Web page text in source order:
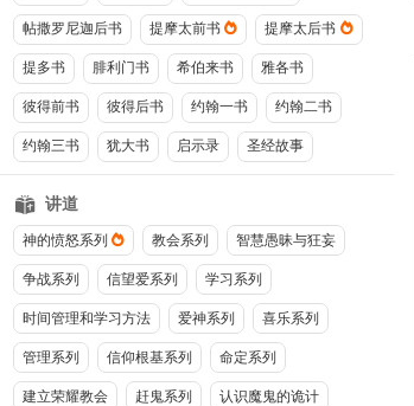
帖撒罗尼迦后书 提摩太前书 提摩太后书
提多书 腓利门书 希伯来书 雅各书
彼得前书 彼得后书 约翰一书 约翰二书
约翰三书 犹大书 启示录 圣经故事
讲道
神的愤怒系列 教会系列 智慧愚昧与狂妄
争战系列 信望爱系列 学习系列
时间管理和学习方法 爱神系列 喜乐系列
管理系列 信仰根基系列 命定系列
建立荣耀教会 赶鬼系列 认识魔鬼的诡计